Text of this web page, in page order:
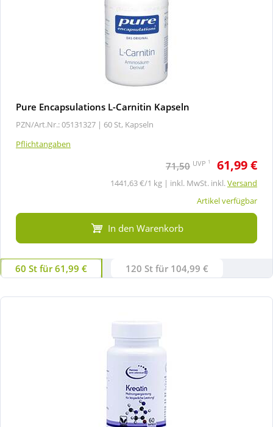
Pure Encapsulations L-Carnitin Kapseln
PZN/Art.Nr.: 05131327 | 60 St, Kapseln
Pflichtangaben
71,50 UVP 1 61,99 €
1441,63 €/1 kg | inkl. MwSt. inkl.Versand
Artikel verfügbar
In den Warenkorb
60 St für 61,99 € 120 St für 104,99 €